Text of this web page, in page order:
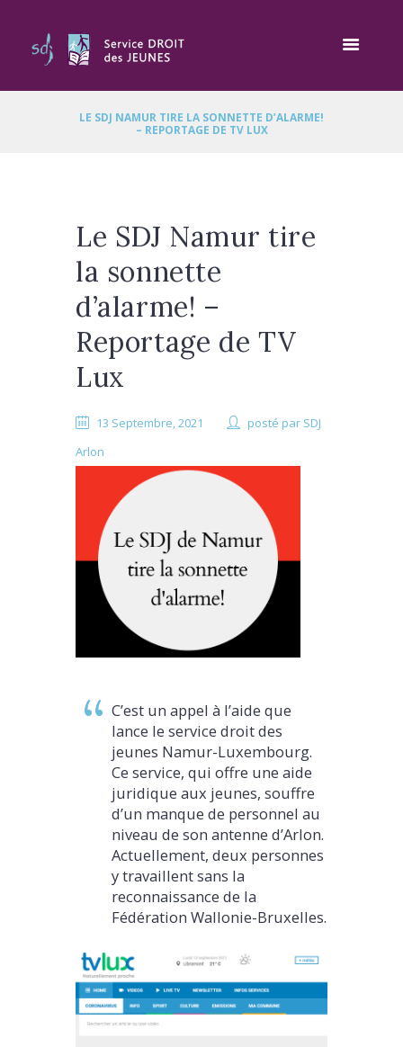
LE SDJ NAMUR TIRE LA SONNETTE D’ALARME!
– REPORTAGE DE TV LUX
Le SDJ Namur tire
la sonnette
d’alarme! –
Reportage de TV
Lux
13 Septembre, 2021 posté par SDJ
Arlon
C’est un appel à l’aide que
lance le service droit des
jeunes Namur-Luxembourg.
Ce service, qui offre une aide
juridique aux jeunes, souffre
d’un manque de personnel au
niveau de son antenne d’Arlon.
Actuellement, deux personnes
y travaillent sans la
reconnaissance de la
Fédération Wallonie-Bruxelles.